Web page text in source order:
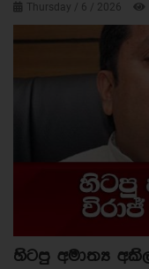
Thursday / 6 / 2026
හිටපු අමාත්‍ය